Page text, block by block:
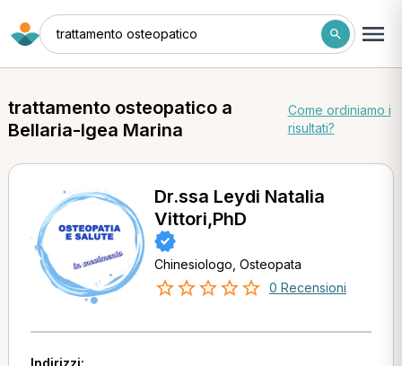
trattamento osteopatico
trattamento osteopatico a
Bellaria-Igea Marina
Come ordiniamo i
risultati?
Dr.ssa Leydi Natalia
Vittori,PhD
Chinesiologo, Osteopata
0 Recensioni
Indirizzi: